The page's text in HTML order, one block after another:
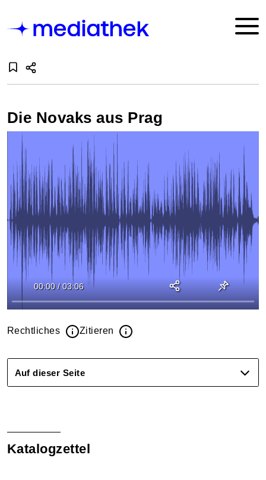
Die Novaks aus Prag
00:00 / 03:06
Rechtliches Zitieren
Auf dieser Seite
Katalogzettel